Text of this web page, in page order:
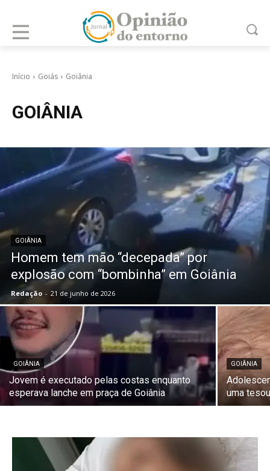
Início Goiás Goiânia
GOIÂNIA
GOIÂNIA
Homem tem mão “decepada” por
explosão com “bombinha” em Goiânia
Redação - 21 de junho de 2026
GOIÂNIA
Jovem é executado pelas costas enquanto
esperava lanche em praça de Goiânia
GOIÂNIA
uma